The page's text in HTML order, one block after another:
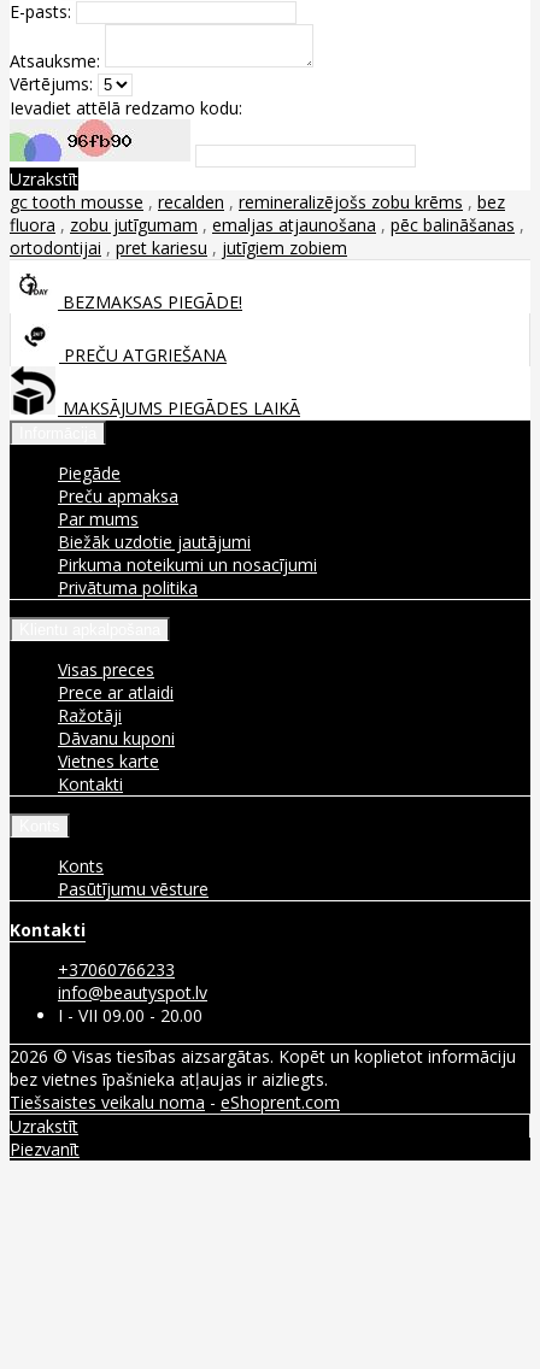
E-pasts:
Atsauksme:
Vērtējums:
Ievadiet attēlā redzamo kodu:
Uzrakstīt
gc tooth mousse , recalden , remineralizējošs zobu krēms , bez
fluora , zobu jutīgumam , emaljas atjaunošana , pēc balināšanas ,
ortodontijai , pret kariesu , jutīgiem zobiem
BEZMAKSAS PIEGĀDE!
PREČU ATGRIEŠANA
MAKSĀJUMS PIEGĀDES LAIKĀ
Piegāde
Preču apmaksa
Par mums
Biežāk uzdotie jautājumi
Pirkuma noteikumi un nosacījumi
Privātuma politika
Visas preces
Prece ar atlaidi
Ražotāji
Dāvanu kuponi
Vietnes karte
Kontakti
Konts
Pasūtījumu vēsture
Kontakti
+37060766233
info@beautyspot.lv
I - VII 09.00 - 20.00
2026 © Visas tiesības aizsargātas. Kopēt un koplietot informāciju
bez vietnes īpašnieka atļaujas ir aizliegts.
Tiešsaistes veikalu noma - eShoprent.com
Uzrakstīt
Piezvanīt